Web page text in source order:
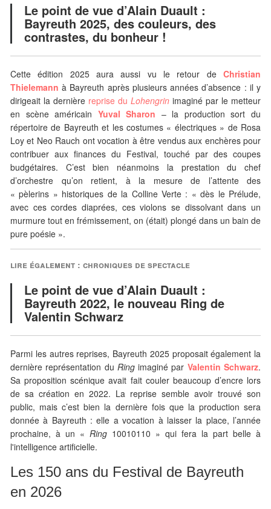
Le point de vue d’Alain Duault :
Bayreuth 2025, des couleurs, des
contrastes, du bonheur !
Cette édition 2025 aura aussi vu le retour de Christian
Thielemann à Bayreuth après plusieurs années d’absence : il y
dirigeait la dernière reprise du Lohengrin imaginé par le metteur
en scène américain Yuval Sharon – la production sort du
répertoire de Bayreuth et les costumes « électriques » de Rosa
Loy et Neo Rauch ont vocation à être vendus aux enchères pour
contribuer aux finances du Festival, touché par des coupes
budgétaires. C’est bien néanmoins la prestation du chef
d’orchestre qu’on retient, à la mesure de l’attente des
« pèlerins » historiques de la Colline Verte : « dès le Prélude,
avec ces cordes diaprées, ces violons se dissolvant dans un
murmure tout en frémissement, on (était) plongé dans un bain de
pure poésie ».
lire également : chroniques de spectacle
Le point de vue d’Alain Duault :
Bayreuth 2022, le nouveau Ring de
Valentin Schwarz
Parmi les autres reprises, Bayreuth 2025 proposait également la
dernière représentation du Ringimaginé par Valentin Schwarz.
Sa proposition scénique avait fait couler beaucoup d’encre lors
de sa création en 2022. La reprise semble avoir trouvé son
public, mais c’est bien la dernière fois que la production sera
donnée à Bayreuth : elle a vocation à laisser la place, l’année
prochaine, à un « Ring 10010110 » qui fera la part belle à
l'intelligence artificielle.
Les 150 ans du Festival de Bayreuth
en 2026